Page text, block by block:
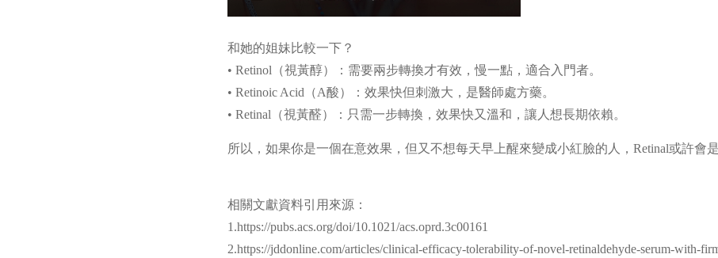
和她的姐妹比較一下？
• Retinol（視黃醇）：需要兩步轉換才有效，慢一點，適合入門者。
• Retinoic Acid（A酸）：效果快但刺激大，是醫師處方藥。
• Retinal（視黃醛）：只需一步轉換，效果快又溫和，讓人想長期依賴。
所以，如果你是一個在意效果，但又不想每天早上醒來變成小紅臉的人，Retinal或許會
相關文獻資料引用來源：
1.https://pubs.acs.org/doi/10.1021/acs.oprd.3c00161
2.https://jddonline.com/articles/clinical-efficacy-tolerability-of-novel-retinaldehyde-serum-with-